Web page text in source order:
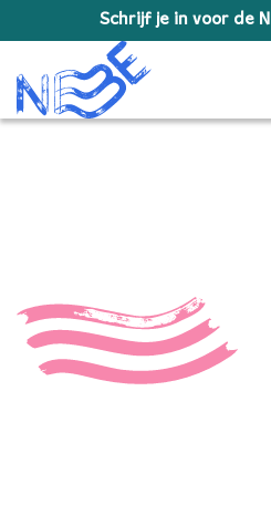
Schrijf je in voor de